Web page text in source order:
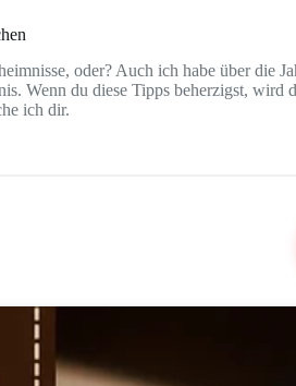
oder? Auch ich habe über die
Wenn du diese Tipps beherzigst, wird
ich dir.